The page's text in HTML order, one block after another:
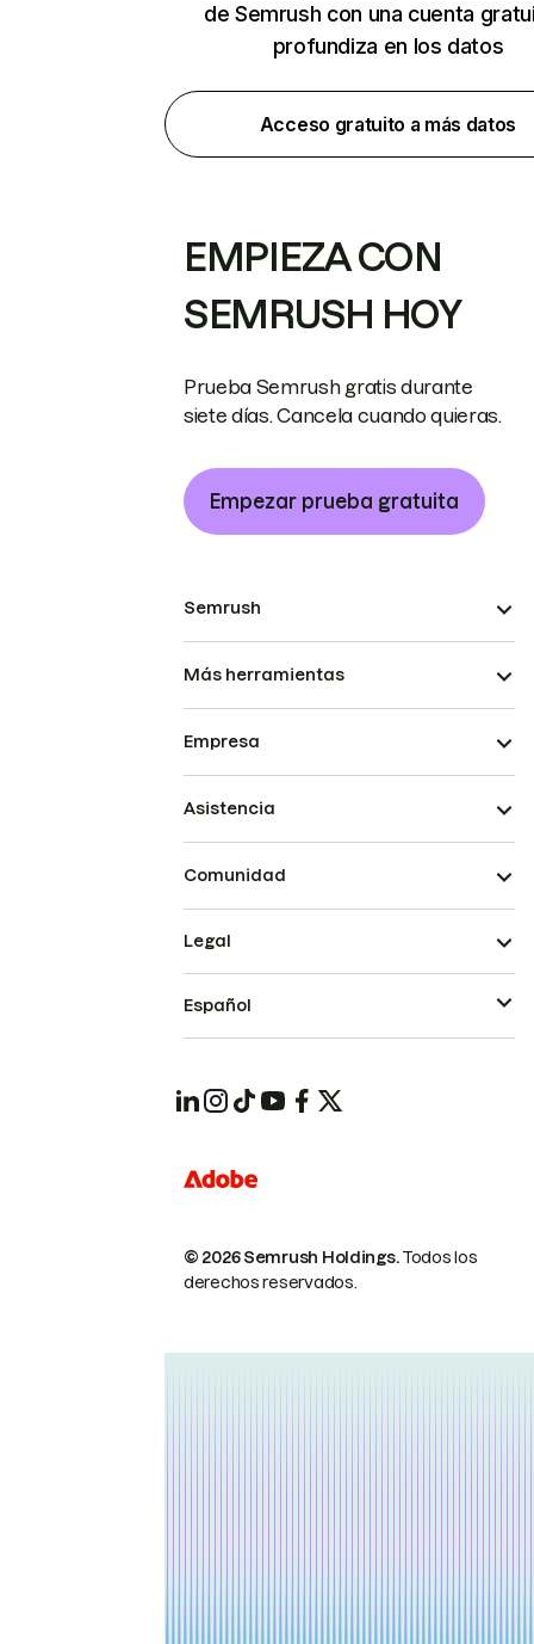
de Semrush con una cuenta
profundiza en los datos
Acceso gratuito a más datos
EMPIEZA CON
SEMRUSH HOY
Prueba Semrush gratis durante
siete días. Cancela cuando quieras.
Empezar prueba gratuita
Semrush
Más herramientas
Empresa
Asistencia
Comunidad
© 2026 Semrush Holdings.Todos los
derechos reservados.
Legal
Español